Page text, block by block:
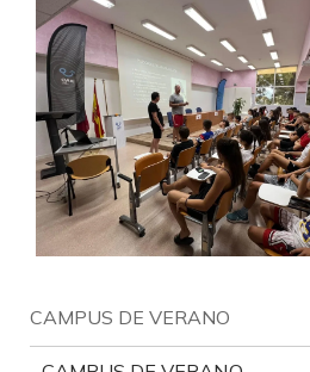
CAMPUS DE VERANO